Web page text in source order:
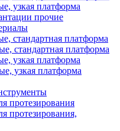
узкая платформа
прочие
стандартная платформа
стандартная платформа
узкая платформа
узкая платформа
протезирования
протезирования,